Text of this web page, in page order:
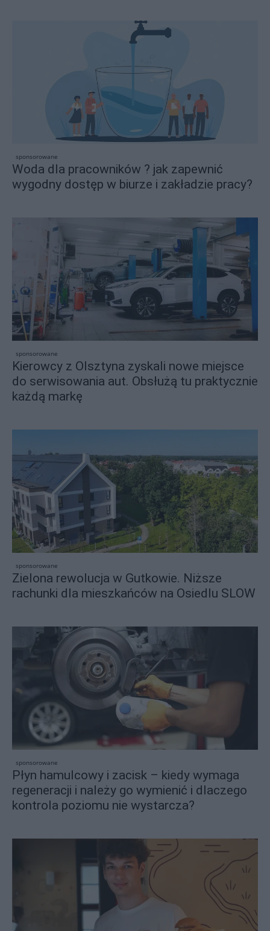
sponsorowane
Woda dla pracowników ? jak zapewnić
wygodny dostęp w biurze i zakładzie pracy?
sponsorowane
Kierowcy z Olsztyna zyskali nowe miejsce
do serwisowania aut. Obsłużą tu praktycznie
każdą markę
sponsorowane
Zielona rewolucja w Gutkowie. Niższe
rachunki dla mieszkańców na Osiedlu SLOW
sponsorowane
Płyn hamulcowy i zacisk – kiedy wymaga
regeneracji i należy go wymienić i dlaczego
kontrola poziomu nie wystarcza?